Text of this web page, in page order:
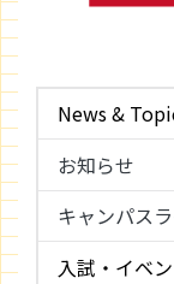
News &
お知らせ
キャンパス
入試・イベ